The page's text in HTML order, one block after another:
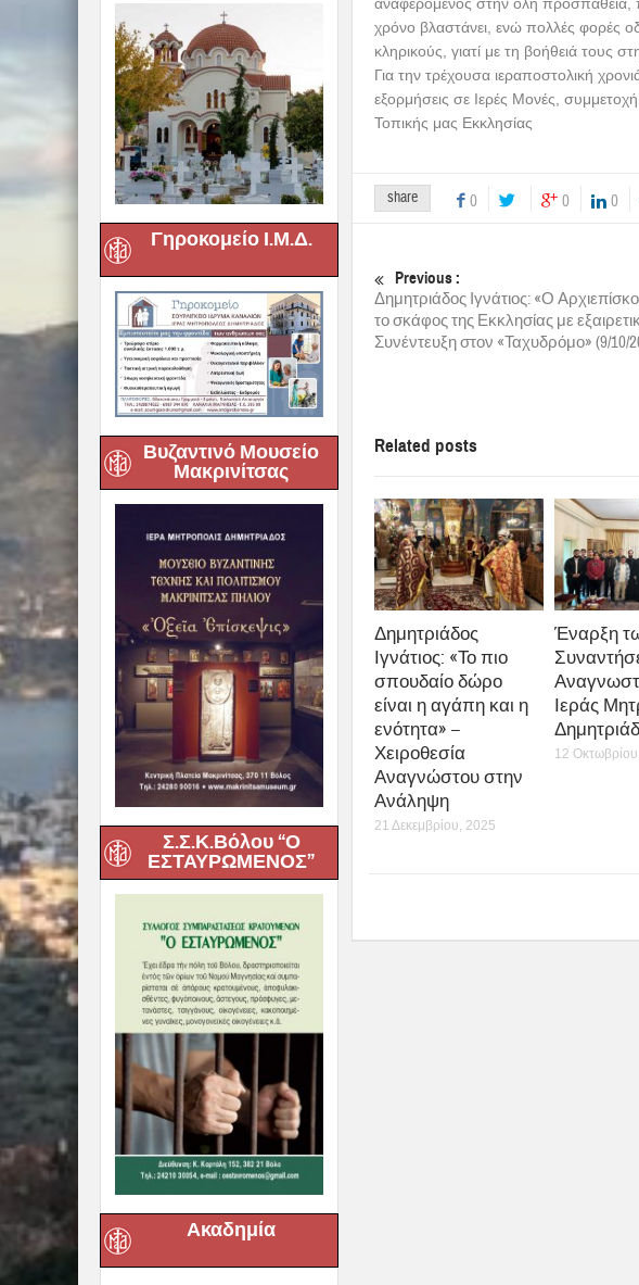
Γηροκομείο Ι.Μ.Δ.
Βυζαντινό Μουσείο
Μακρινίτσας
Σ.Σ.Κ.Βόλου “Ο
ΕΣΤΑΥΡΩΜΕΝΟΣ”
Ακαδημία
χρόνο βλαστάνει, ενώ πολλές φορές
κληρικούς, γιατί με τη βοήθειά τους
Για την τρέχουσα ιεραποστολική
εξορμήσεις σε Ιερές Μονές,
Τοπικής μας Εκκλησίας
share 0 0 0
Previous :
Δημητριάδος Ιγνάτιος: «Ο
το σκάφος της Εκκλησίας με
Συνέντευξη στον «Ταχυδρόμο» (9/10/
Related posts
Δημητριάδος
Ιγνάτιος: «Το πιο
σπουδαίο δώρο
είναι η αγάπη και η
ενότητα» –
Χειροθεσία
Αναγνώστου στην
Ανάληψη
21 Δεκεμβρίου, 2025
Έναρξη
Ιεράς
12